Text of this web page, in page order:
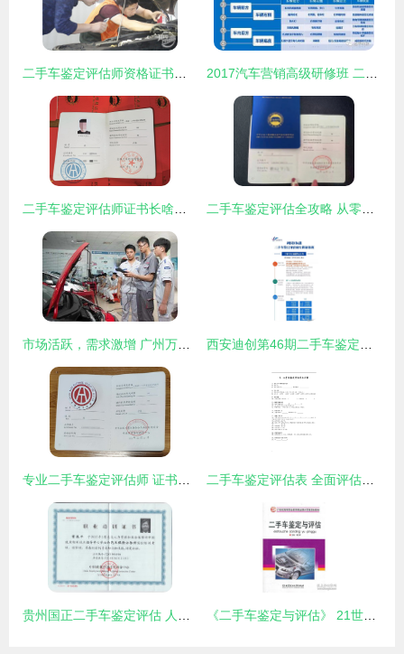
二手车鉴定评估师资格证书报考指南 2017汽车营销高级研修班 二手车鉴定评估技能深度解析
二手车鉴定评估师证书长啥样及靠谱培训渠道指南 二手车鉴定评估全攻略 从零基础到成为专业技术人员的必要步骤
市场活跃，需求激增 广州万通汽修学校解析二手车评估师行业前景 西安迪创第46期二手车鉴定评估师研修班圆满结业 技能传承与行业前行的双重见证
专业二手车鉴定评估师 证书的价值与行业前景 二手车鉴定评估表 全面评估车辆价值的关键指南
贵州国正二手车鉴定评估 人民法院诉讼中的专业角色与重要性 《二手车鉴定与评估》 21世纪高等教育应用型人才的必修课